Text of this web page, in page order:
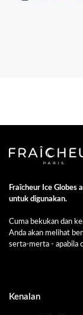
Fraîcheur Ice Globes
untuk digunakan.
Cuma bekukan dan
Anda akan melihat
serta-merta - apabila
Kenalan